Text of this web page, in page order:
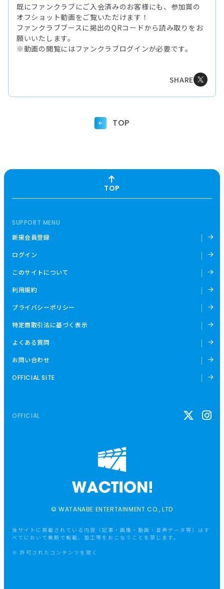
既にファンクラブにご入会済みのお客様にも、参加賞の
オフショット動画をご覧いただけます！
ファンクラブブースに掲出のQRコードから読み取りをお
願いいたします。
※動画の閲覧にはファンクラブログインが必要です。
SHARE
TOP
TOP
© WATANABE ENTERTAINMENT CO., LTD
SUPPORT MENU
新規会員登録
ログイン
このサイトについて
利用規約
プライバシーポリシー
特定商取引法に基づく表示
よくある質問
お問い合わせ
OFFICIAL SITE
OFFICIAL
当サイトに掲載されている内容（記事・画像・動画・音声データ等）はす
べてにおいて無断で転載、加工等をおこなうことを禁じます。
※ 許可されたコンテンツを除く